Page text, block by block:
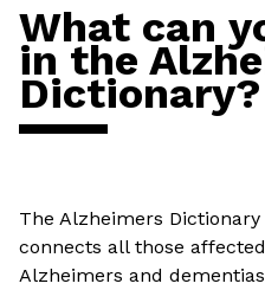
What can
in the
Dictionary?
The Alzheimers
connects all those
Alzheimers and